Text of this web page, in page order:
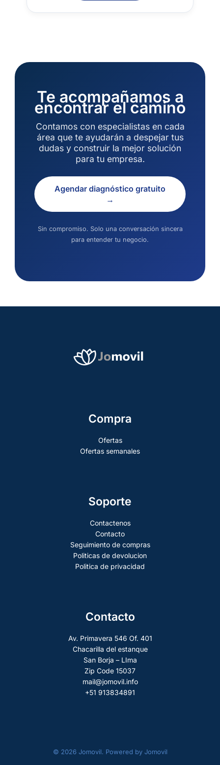
Te acompañamos a
encontrar el camino
Contamos con especialistas en cada
área que te ayudarán a despejar tus
dudas y construir la mejor solución
para tu empresa.
Agendar diagnóstico gratuito
→
Sin compromiso. Solo una conversación sincera
para entender tu negocio.
Compra
Ofertas
Ofertas semanales
Soporte
Contactenos
Contacto
Seguimiento de compras
Politicas de devolucion
Politica de privacidad
Contacto
Av. Primavera 546 Of. 401
Chacarilla del estanque
San Borja – LIma
Zip Code 15037
mail@jomovil.info
+51 913834891
© 2026 Jomovil. Powered by Jomovil